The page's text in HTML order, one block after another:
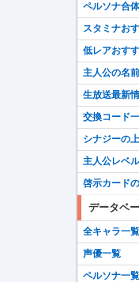
ペルソナ合
スタミナお
低レアおす
主人公の名
生放送最新
交換コード
シナジーの
主人公レベ
啓示カード
データベ
全キャラ一覧
声優一覧
ペルソナ一覧